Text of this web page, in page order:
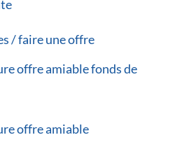
/ faire une offre
offre amiable fonds de
offre amiable